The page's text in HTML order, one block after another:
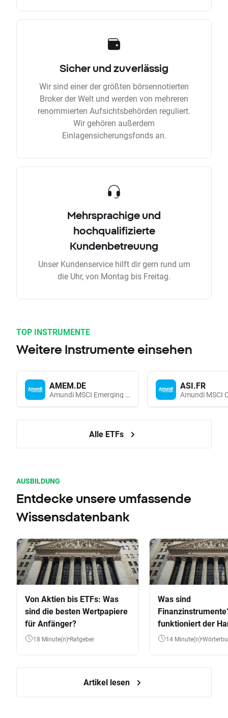
Sicher und zuverlässig
Wir sind einer der größten börsennotierten
Broker der Welt und werden von mehreren
renommierten Aufsichtsbehörden reguliert.
Wir gehören außerdem
Einlagensicherungsfonds an.
Mehrsprachige und
hochqualifizierte
Kundenbetreuung
Unser Kundenservice hilft dir gern rund um
die Uhr, von Montag bis Freitag.
TOP INSTRUMENTE
Weitere Instrumente einsehen
AMEM.DE
Amundi MSCI Emerging Markets UCITS (Acc EUR)
ASI.FR
Alle ETFs
AUSBILDUNG
Entdecke unsere umfassende
Wissensdatenbank
Von Aktien bis ETFs: Was
sind die besten Wertpapiere
für Anfänger?
18 Minute(n) Ratgeber
Was sind
funktioniert der
Aktien, ETFs & Co.
14 Minute(n)
Artikel lesen